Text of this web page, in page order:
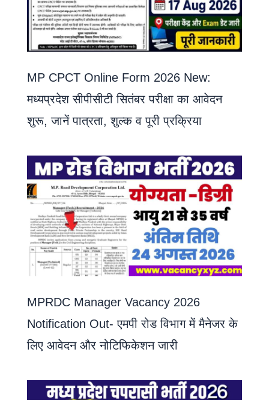
MP CPCT Online Form 2026 New:
मध्यप्रदेश सीपीसीटी सितंबर परीक्षा का आवेदन
शुरू, जानें पात्रता, शुल्क व पूरी प्रक्रिया
MPRDC Manager Vacancy 2026
Notification Out- एमपी रोड विभाग में मैनेजर के
लिए आवेदन और नोटिफिकेशन जारी